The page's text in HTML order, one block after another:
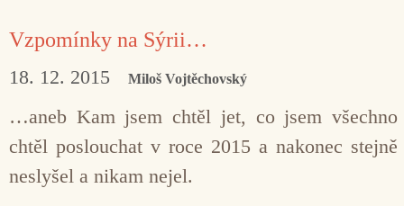
Vzpomínky na Sýrii…
18. 12. 2015 Miloš Vojtěchovský
…aneb Kam jsem chtěl jet, co jsem všechno
chtěl poslouchat v roce 2015 a nakonec stejně
neslyšel a nikam nejel.